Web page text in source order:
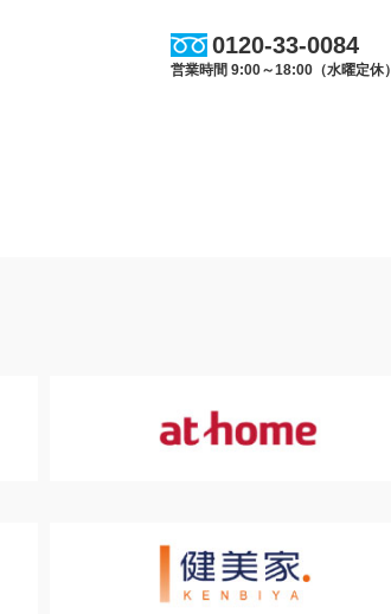
0120-33-0084
営業時間 9:00～18:00（水曜定休）